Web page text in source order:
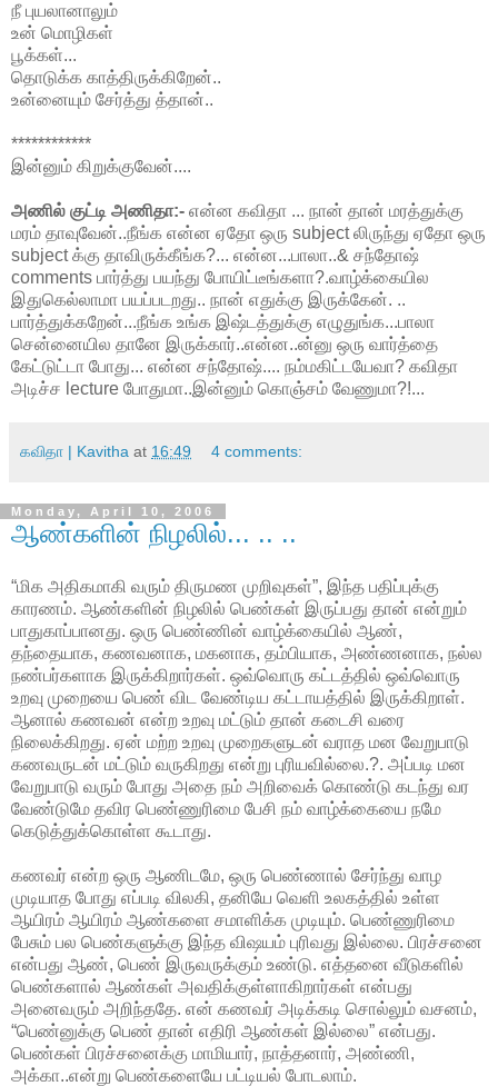
நீ புயலானாலும்
உன் மொழிகள்
பூக்கள்...
தொடுக்க காத்திருக்கிறேன்..
உன்னையும் சேர்த்து த்தான்..
************
இன்னும் கிறுக்குவேன்....
அணில் குட்டி அணிதா:- என்ன கவிதா ... நான் தான் மரத்துக்கு
மரம் தாவுவேன்..நீங்க என்ன ஏதோ ஒரு subject லிருந்து ஏதோ ஒரு
subject க்கு தாவிருக்கீங்க?... என்ன...பாலா..& சந்தோஷ்
comments பார்த்து பயந்து போயிட்டீங்களா?.வாழ்க்கையில
இதுகெல்லாமா பயப்படறது.. நான் எதுக்கு இருக்கேன். ..
பார்த்துக்கறேன்...நீங்க உங்க இஷ்டத்துக்கு எழுதுங்க...பாலா
சென்னையில தானே இருக்கார்..என்ன..ன்னு ஒரு வார்த்தை
கேட்டுட்டா போது... என்ன சந்தோஷ்.... நம்மகிட்டயேவா? கவிதா
அடிச்ச lecture போதுமா..இன்னும் கொஞ்சம் வேணுமா?!...
கவிதா | Kavitha at 16:49 4 comments:
Monday, April 10, 2006
ஆண்களின் நிழலில்... .. ..
“மிக அதிகமாகி வரும் திருமண முறிவுகள்”, இந்த பதிப்புக்கு
காரணம். ஆண்களின் நிழலில் பெண்கள் இருப்பது தான் என்றும்
பாதுகாப்பானது. ஒரு பெண்ணின் வாழ்க்கையில் ஆண்,
தந்தையாக, கணவனாக, மகனாக, தம்பியாக, அண்ணனாக, நல்ல
நண்பர்களாக இருக்கிறார்கள். ஒவ்வொரு கட்டத்தில் ஒவ்வொரு
உறவு முறையை பெண் விட வேண்டிய கட்டாயத்தில் இருக்கிறாள்.
ஆனால் கணவன் என்ற உறவு மட்டும் தான் கடைசி வரை
நிலைக்கிறது. ஏன் மற்ற உறவு முறைகளுடன் வராத மன வேறுபாடு
கணவருடன் மட்டும் வருகிறது என்று புரியவில்லை.?. அப்படி மன
வேறுபாடு வரும் போது அதை நம் அறிவைக் கொண்டு கடந்து வர
வேண்டுமே தவிர பெண்ணுரிமை பேசி நம் வாழ்க்கையை நமே
கெடுத்துக்கொள்ள கூடாது.
கணவர் என்ற ஒரு ஆணிடமே, ஒரு பெண்ணால் சேர்ந்து வாழ
முடியாத போது எப்படி விலகி, தனியே வெளி உலகத்தில் உள்ள
ஆயிரம் ஆயிரம் ஆண்களை சமாளிக்க முடியும். பெண்ணுரிமை
பேசும் பல பெண்களுக்கு இந்த விஷயம் புரிவது இல்லை. பிரச்சனை
என்பது ஆண், பெண் இருவருக்கும் உண்டு. எத்தனை வீடுகளில்
பெண்களால் ஆண்கள் அவதிக்குள்ளாகிறார்கள் என்பது
அனைவரும் அறிந்ததே. என் கணவர் அடிக்கடி சொல்லும் வசனம்,
“பெண்னுக்கு பெண் தான் எதிரி ஆண்கள் இல்லை” என்பது.
பெண்கள் பிரச்சனைக்கு மாமியார், நாத்தனார், அண்ணி,
அக்கா..என்று பெண்களையே பட்டியல் போடலாம்.